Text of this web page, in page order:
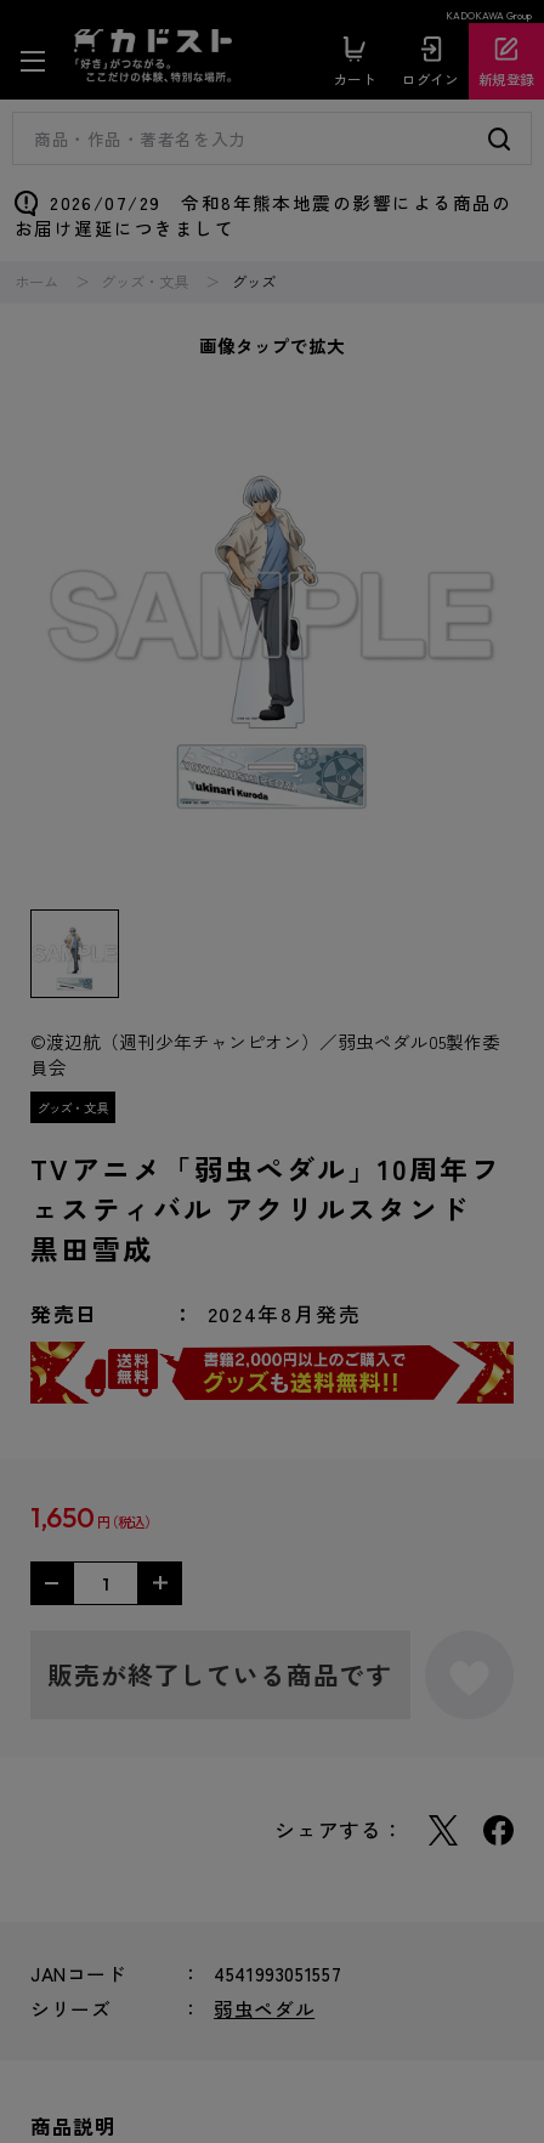
KADOKAWA Group
カート ログイン 新規登録
2026/07/29 令和8年熊本地震の影響による商品の
お届け遅延につきまして
ホーム グッズ・文具 グッズ
画像タップで拡大
©渡辺航（週刊少年チャンピオン）／弱虫ペダル05製作委
員会
TVアニメ「弱虫ペダル」10周年フ
ェスティバル アクリルスタンド
黒田雪成
発売日 2024年8月発売
1,650 円
販売が終了している商品です
シェアする：
JANコード
4541993051557
シリーズ
弱虫ペダル
商品説明